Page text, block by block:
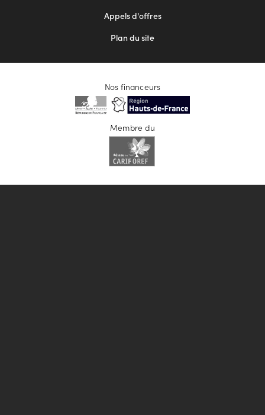
Appels d'offres
Plan du site
Nos financeurs
Membre du